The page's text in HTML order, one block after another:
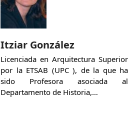
Itziar González
Licenciada en Arquitectura Superior
por la ETSAB (UPC ), de la que ha
sido Profesora asociada al
Departamento de Historia,…